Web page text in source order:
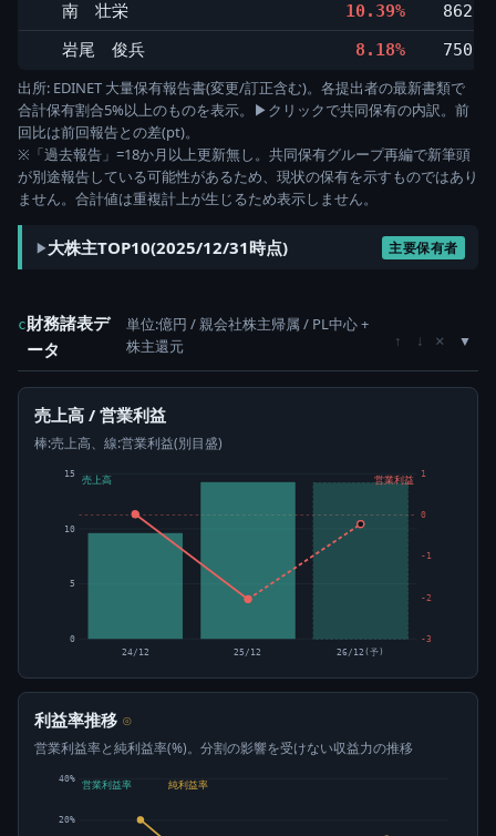
南 壮栄
10.39%
岩尾 俊兵
8.18%
出所: EDINET 大量保有報告書(変更/訂正含む)。各提出者の最新書類で
合計保有割合5%以上のものを表示。▶クリックで共同保有の内訳。前
回比は前回報告との差(pt)。
※「過去報告」=18か月以上更新無し。共同保有グループ再編で新筆頭
が別途報告している可能性があるため、現状の保有を示すものではあり
ません。合計値は重複計上が生じるため表示しません。
大株主TOP10(2025/12/31時点) 主要保有者
c財務諸表デ
ータ
単位:億円 / 親会社株主帰属 / PL中心 +
株主還元
↑ ↓ ×
売上高 / 営業利益
棒:売上高、線:営業利益(別目盛)
0
5
10
15
-3
-2
-1
0
1
24/12 25/12 26/12(予)
売上高 営業利益
利益率推移 ⊙
営業利益率と純利益率(%)。分割の影響を受けない収益力の推移
20%
40%
営業利益率 純利益率